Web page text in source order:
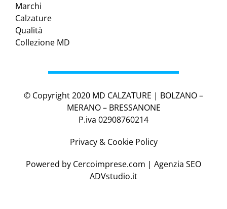
Marchi
Calzature
Qualità
Collezione MD
© Copyright 2020 MD CALZATURE | BOLZANO –
MERANO – BRESSANONE
P.iva 02908760214
Privacy & Cookie Policy
Powered by Cercoimprese.com | Agenzia SEO
ADVstudio.it